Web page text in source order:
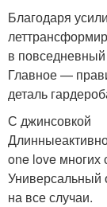
Благодаря
в
Главное —
деталь
С джинсовкой
one love многих
Универсальный
на все случаи.